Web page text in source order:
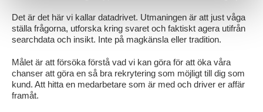
Det är det här vi kallar datadrivet. Utmaningen är att just våga
ställa frågorna, utforska kring svaret och faktiskt agera utifrån
searchdata och insikt. Inte på magkänsla eller tradition.
Målet är att försöka förstå vad vi kan göra för att öka våra
chanser att göra en så bra rekrytering som möjligt till dig som
kund. Att hitta en medarbetare som är med och driver er affär
framåt.